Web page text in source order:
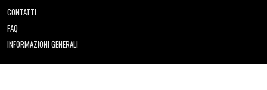
CONTATTI
FAQ
INFORMAZIONI GENERALI